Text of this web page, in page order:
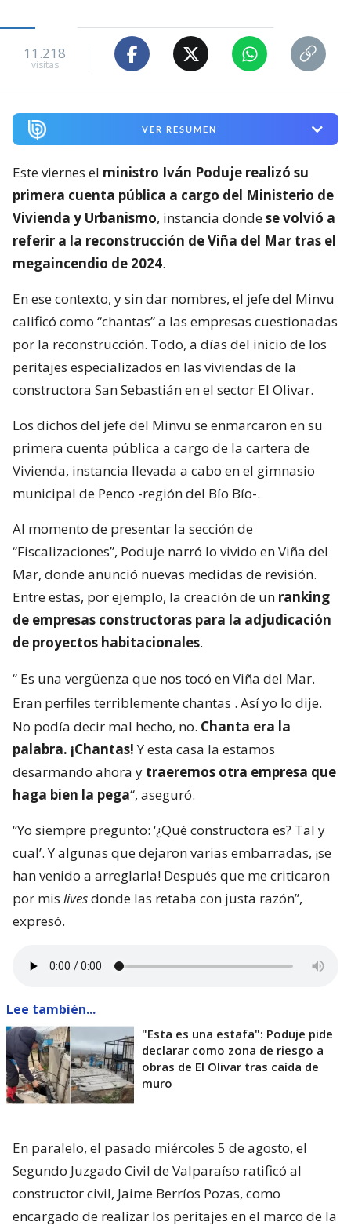
11.218
visitas
VER RESUMEN
Este viernes el ministro Iván Poduje realizó su
primera cuenta pública a cargo del Ministerio de
Vivienda y Urbanismo, instancia dondese volvió a
referir a la reconstrucción de Viña del Mar tras el
megaincendio de 2024.
En ese contexto, y sin dar nombres, el jefe del Minvu
calificó como “chantas” a las empresas cuestionadas
por la reconstrucción. Todo, a días del inicio de los
peritajes especializados en las viviendas de la
constructora San Sebastián en el sector El Olivar.
Los dichos del jefe del Minvu se enmarcaron en su
primera cuenta pública a cargo de la cartera de
Vivienda, instancia llevada a cabo en el gimnasio
municipal de Penco -región del Bío Bío-.
Al momento de presentar la sección de
“Fiscalizaciones”, Poduje narró lo vivido en Viña del
Mar, donde anunció nuevas medidas de revisión.
Entre estas, por ejemplo, la creación de un ranking
de empresas constructoras para la adjudicación
de proyectos habitacionales.
“ Es una vergüenza que nos tocó en Viña del Mar.
Eran perfiles terriblemente chantas . Así yo lo dije.
No podía decir mal hecho, no. Chanta era la
palabra. ¡Chantas!Y esta casa la estamos
desarmando ahora y traeremos otra empresa que
haga bien la pega“, aseguró.
“Yo siempre pregunto: ‘¿Qué constructora es? Tal y
cual’. Y algunas que dejaron varias embarradas, ¡se
han venido a arreglarla! Después que me criticaron
por mis livesdonde las retaba con justa razón”,
expresó.
Lee también...
"Esta es una estafa": Poduje pide
declarar como zona de riesgo a
obras de El Olivar tras caída de
muro
En paralelo, el pasado miércoles 5 de agosto, el
Segundo Juzgado Civil de Valparaíso ratificó al
constructor civil, Jaime Berríos Pozas, como
encargado de realizar los peritajes en el marco de la